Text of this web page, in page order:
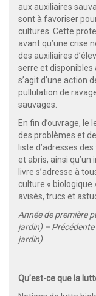
aux auxiliaires
sont à favoriser
cultures. Cette
avant qu’une crise
des auxiliaires
serre et disponibles
s’agit d’une action
pullulation de
sauvages.
En fin d’ouvrage,
des problèmes et
liste d’adresses
et abris, ainsi
livre s’adresse à
culture « biologique
avisés, trucs et
Année de première
jardin) –
jardin)
Qu’est-ce que la